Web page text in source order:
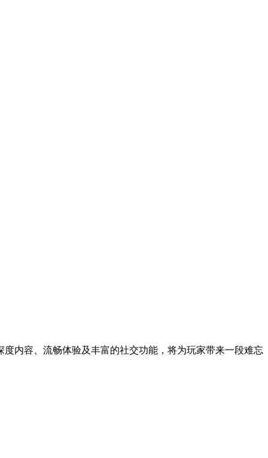
内容、流畅体验及丰富的社交功能，将为玩家带来一段难忘